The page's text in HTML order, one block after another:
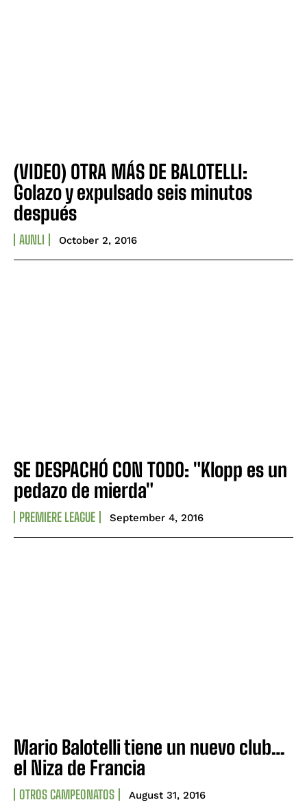
(VIDEO) OTRA MÁS DE BALOTELLI:
Golazo y expulsado seis minutos
después
AUNLI October 2, 2016
SE DESPACHÓ CON TODO: "Klopp es un
pedazo de mierda"
PREMIERE LEAGUE September 4, 2016
Mario Balotelli tiene un nuevo club…
el Niza de Francia
OTROS CAMPEONATOS August 31, 2016